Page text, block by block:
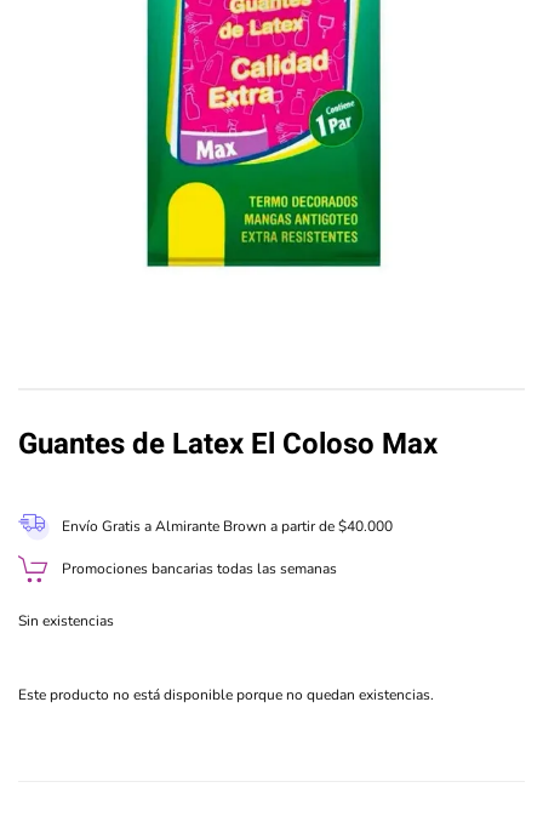
Guantes de Latex El Coloso Max
Envío Gratis a Almirante Brown a partir de $40.000
Promociones bancarias todas las semanas
Sin existencias
Este producto no está disponible porque no quedan existencias.